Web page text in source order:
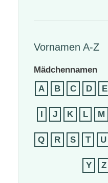
Vornamen A-Z
Mädchennamen
A
B C D E
I J K L M
Q R S T U
Y Z